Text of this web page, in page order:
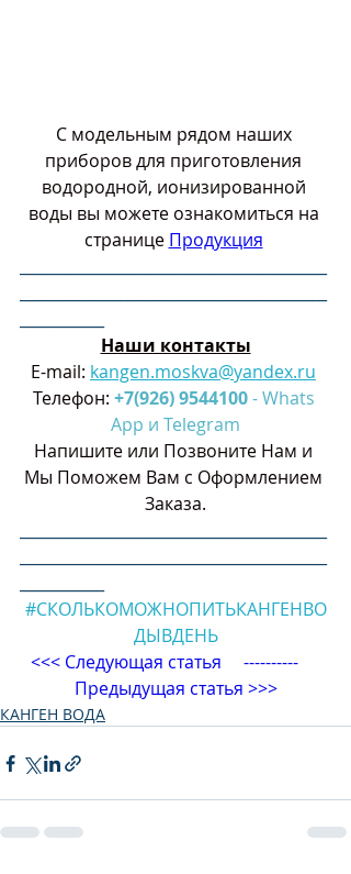
С модельным рядом наших
приборов для приготовления
водородной, ионизированной
воды вы можете ознакомиться на
странице Продукция
Наши контакты
Е-mail: kangen.moskva@yandex.ru
Телефон: +7(926) 9544100 - Whats
App и Telegram
Напишите или Позвоните Нам и
Мы Поможем Вам с Оформлением
Заказа.
#СКОЛЬКОМОЖНОПИТЬКАНГЕНВО
ДЫВДЕНЬ
<<< Следующая статья
     ----------
Предыдущая статья >>>
КАНГЕН ВОДА